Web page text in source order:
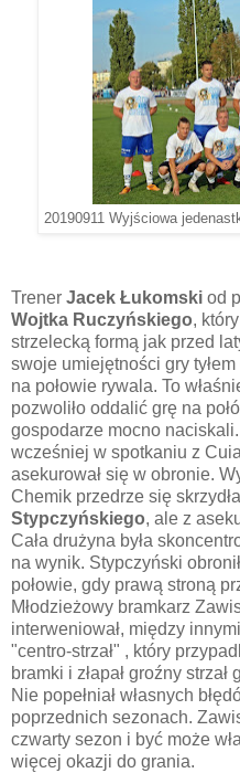
20190911 Wyjściowa
Trener Jacek Łukomski od
Wojtka Ruczyńskiego,
strzelecką formą jak przed
swoje umiejętności gry
na połowie rywala. To
pozwoliło oddalić grę na
gospodarze mocno
wcześniej w spotkaniu z
asekurował się w obronie.
Chemik przedrze się
Stypczyńskiego, ale z
Cała drużyna była
na wynik. Stypczyński
połowie, gdy prawą stroną
Młodzieżowy bramkarz
interweniował, między
"centro-strzał" , który
bramki i złapał groźny
Nie popełniał własnych
poprzednich sezonach.
czwarty sezon i być może
więcej okazji do grania.